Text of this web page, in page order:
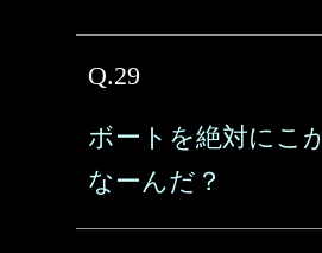
Q.29
ボートを絶対にこ
なーんだ？